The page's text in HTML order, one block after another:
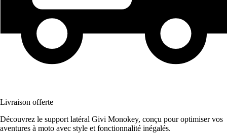
Livraison offerte
Découvrez le support latéral Givi Monokey, conçu pour optimiser vos
aventures à moto avec style et fonctionnalité inégalés.